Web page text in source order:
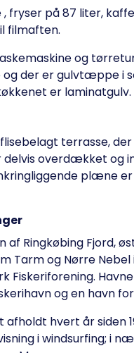
fryser på 87 liter,
filmaften.
og
der er gulvtæppe i
er laminatgulv.
terrasse,
delvis overdækket og
plæne
af Ringkøbing Fjord,
Tarm og Nørre Nebel
Fiskeriforening.
og en havn
hvert år siden
i windsurfing; i